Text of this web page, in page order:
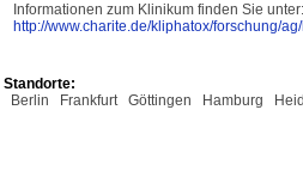
Informationen zum Klinikum finden Sie unter:
http://www.charite.de/kliphatox/forschung/
Standorte:
Berlin
Frankfurt Göttingen Hamburg